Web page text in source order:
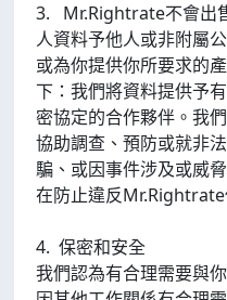
3. Mr.Rightrate不會出
人資料予他人或非附屬
或為你提供你所要求的
下：我們將資料提供予
密協定的合作夥伴。我
協助調查、預防或就非
騙、或因事件涉及或威
在防止違反
4. 保密和安全
我們認為有合理需要與